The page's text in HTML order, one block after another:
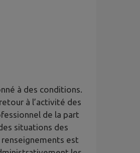
à des conditions.
à l’activité des
de la part
situations des
est